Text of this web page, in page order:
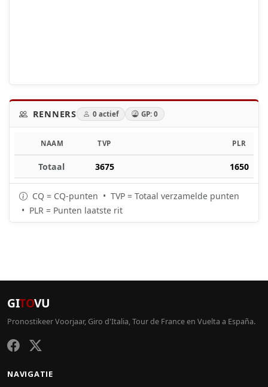
RENNERS 0 actief GP: 0
NAAM TVP PLR
Totaal 3675 1650
CQ = CQ-punten • TVP = Totaal verzamelde punten
• PLR = Punten laatste rit
GITOVU
Pronostikeer Voorjaar, Giro d'Italia, Tour de France en Vuelta a España.
NAVIGATIE